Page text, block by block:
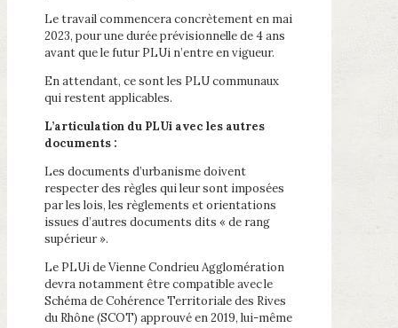
Le travail commencera concrètement en mai
2023, pour une durée prévisionnelle de 4 ans
avant que le futur PLUi n’entre en vigueur.
En attendant, ce sont les PLU communaux
qui restent applicables.
L’articulation du PLUi avec les autres
documents :
Les documents d’urbanisme doivent
respecter des règles qui leur sont imposées
par les lois, les règlements et orientations
issues d’autres documents dits « de rang
supérieur ».
Le PLUi de Vienne Condrieu Agglomération
devra notamment être compatible avec le
Schéma de Cohérence Territoriale des Rives
du Rhône (SCOT) approuvé en 2019, lui-même